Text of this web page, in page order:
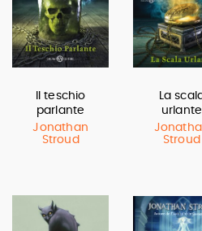
Il teschio
parlante
Jonathan
Stroud
La
urlante
Stroud